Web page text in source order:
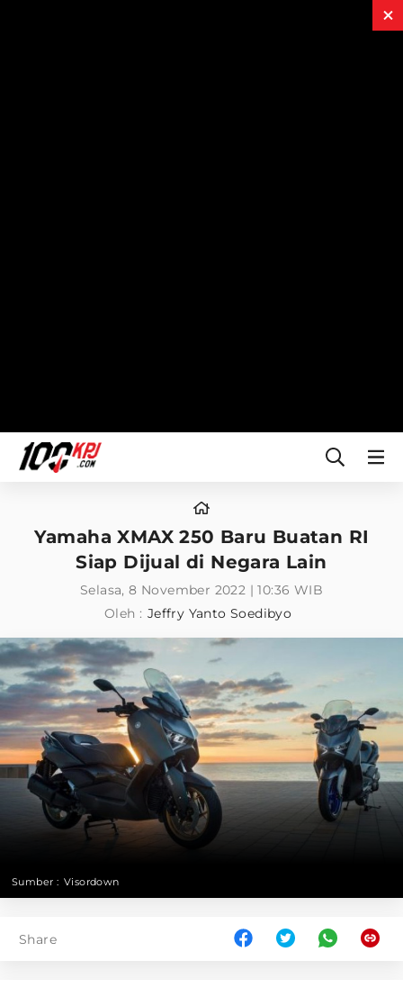
Yamaha XMAX 250 Baru Buatan RI
Siap Dijual di Negara Lain
Selasa, 8 November 2022 | 10:36 WIB
Oleh : Jeffry Yanto Soedibyo
Sumber : Visordown
Share